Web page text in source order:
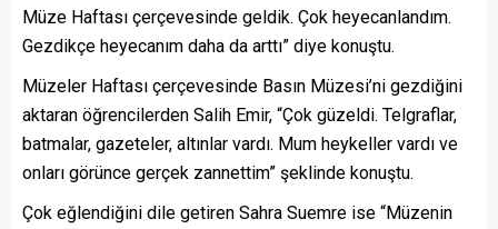
Müze Haftası çerçevesinde geldik. Çok heyecanlandım.
Gezdikçe heyecanım daha da arttı” diye konuştu.
Müzeler Haftası çerçevesinde Basın Müzesi’ni gezdiğini
aktaran öğrencilerden Salih Emir, “Çok güzeldi. Telgraflar,
batmalar, gazeteler, altınlar vardı. Mum heykeller vardı ve
onları görünce gerçek zannettim” şeklinde konuştu.
Çok eğlendiğini dile getiren Sahra Suemre ise “Müzenin